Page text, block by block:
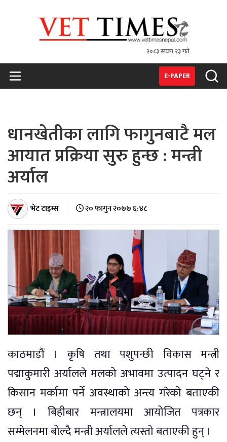
२०८३ साउन २३ गते
E-PAPER
धानखेतीका लागि फागुनबाटै मल
आयात प्रक्रिया सुरु हुन्छ : मन्त्री
अर्याल
भेट टाइम्स २० फागुन २०७७ ६:४८
काठमाडौं । कृषि तथा पशुपन्छी विकास मन्त्री
पद्माकुमारी अर्यालले मलको अभावमा उत्पादन घट्ने र
किसान मर्कामा पर्ने अवस्थाको अन्त्य गरेको बताएकी
छन् । बिहीबार मन्त्रालयमा आयोजित पत्रकार
सम्मेलनमा बोल्दै मन्त्री अर्यालले त्यस्तो बताएकी हुन् ।